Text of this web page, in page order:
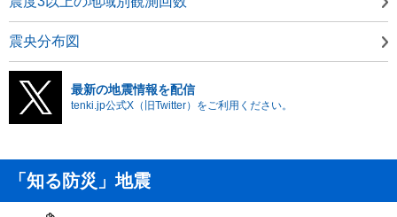
震央分布図
最新の地震情報を配信
tenki.jp公式X（旧Twitter）をご利用ください。
「知る防災」地震